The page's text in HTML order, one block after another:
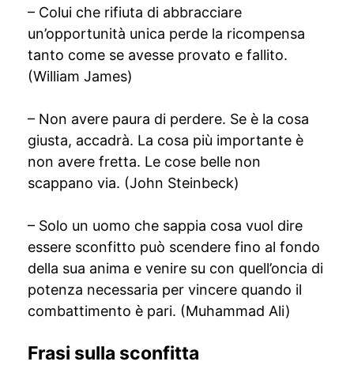
– Colui che rifiuta di abbracciare
un’opportunità unica perde la ricompensa
tanto come se avesse provato e fallito.
(William James)
– Non avere paura di perdere. Se è la cosa
giusta, accadrà. La cosa più importante è
non avere fretta. Le cose belle non
scappano via. (John Steinbeck)
– Solo un uomo che sappia cosa vuol dire
essere sconfitto può scendere fino al fondo
della sua anima e venire su con quell’oncia di
potenza necessaria per vincere quando il
combattimento è pari. (Muhammad Ali)
Frasi sulla sconfitta